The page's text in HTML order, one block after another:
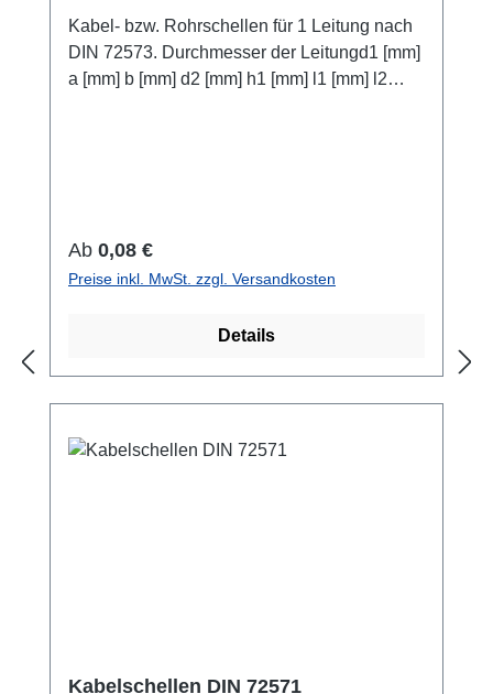
Kabel- bzw. Rohrschellen für 1 Leitung nach
DIN 72573. Durchmesser der Leitungd1 [mm]
a [mm] b [mm] d2 [mm] h1 [mm] l1 [mm] l2
Regulärer Preis:
Ab 0,08 €
Preise inkl. MwSt. zzgl. Versandkosten
Details
Kabelschellen DIN 72571